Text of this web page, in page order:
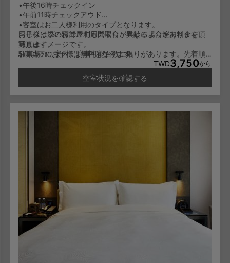
•午後16時チェックイン
•午前11時チェックアウド
•客室はお二人様利用のタイプとなります。
お子様は添い寝でご利用の場合、年齢により追加料金を頂
戴します。
5歳以下のお子様は無料となります。
6-11歳のお子様は一泊NT600/人となります。
12歳以上のお子様は大人料金と同じに一泊NT1,000/人とな
同じタイプのお部屋でも間取りが異なる場合があります。
写真はイメージです。
駐車場のご案内：駐車可能台数に限りがあります。先着順
TWD3,750から
空室状況を確認する